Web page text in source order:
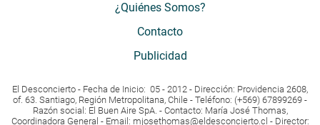
¿Quiénes Somos?
Contacto
Publicidad
El Desconcierto - Fecha de Inicio: 05 - 2012 - Dirección: Providencia 2608,
of. 63. Santiago, Región Metropolitana, Chile - Teléfono: (+569) 67899269 -
Razón social: El Buen Aire SpA. - Contacto: María José Thomas,
Coordinadora General - Email: mjosethomas@eldesconcierto.cl - Director: